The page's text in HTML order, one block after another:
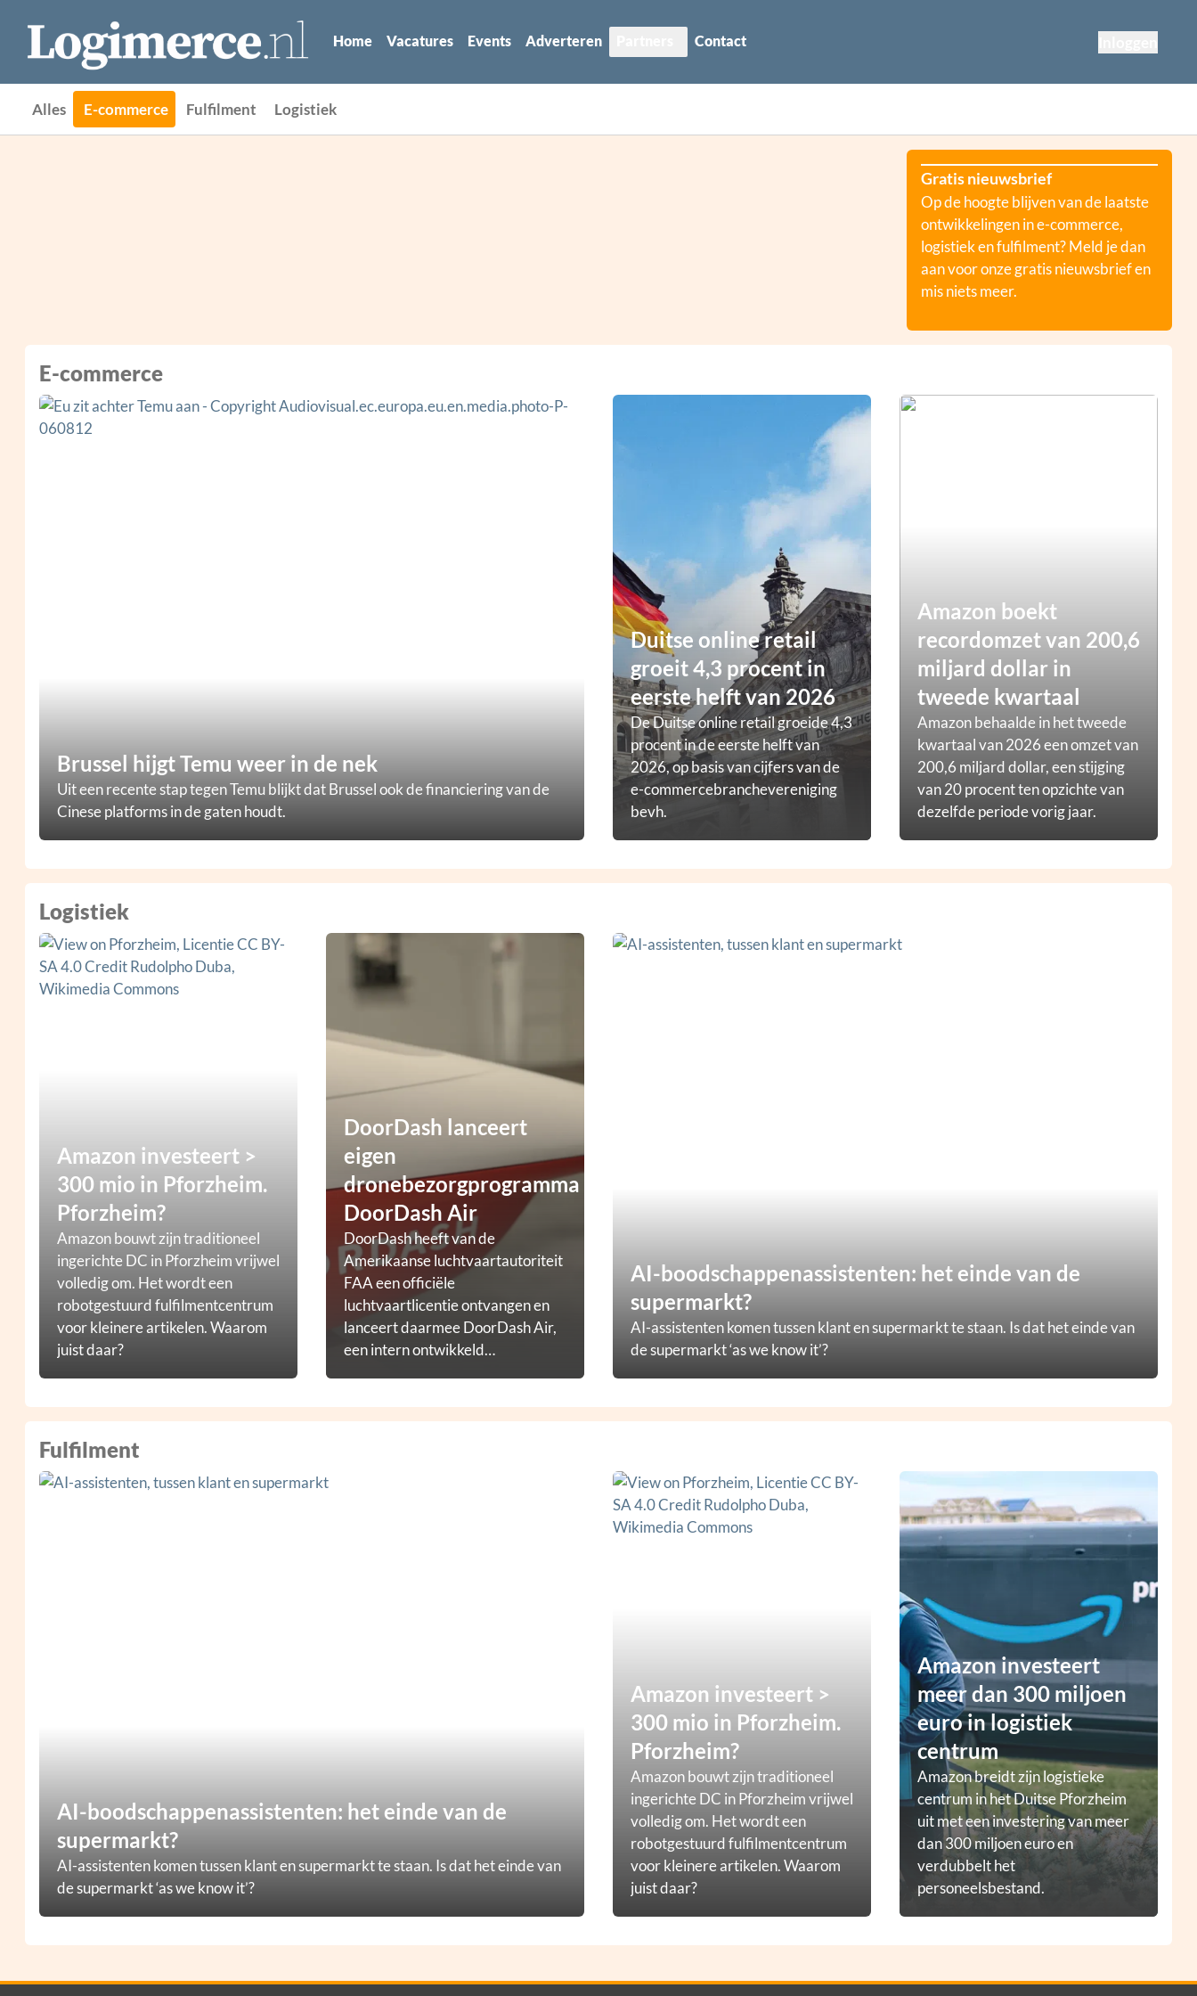
Home Vacatures Events Adverteren Contact
Alles E-commerce Fulfilment Logistiek
Gratis nieuwsbrief
Op de hoogte blijven van de laatste
ontwikkelingen in e-commerce,
logistiek en fulfilment? Meld je dan
aan voor onze gratis nieuwsbrief en
mis niets meer.
E-commerce
Brussel hijgt Temu weer in de nek
Uit een recente stap tegen Temu blijkt dat Brussel ook de financiering van de
Cinese platforms in de gaten houdt.
Duitse online retail
groeit 4,3 procent in
eerste helft van 2026
De Duitse online retail groeide 4,3
procent in de eerste helft van
2026, op basis van cijfers van de
e-commercebranchevereniging
bevh.
Amazon boekt
recordomzet van 200,6
miljard dollar in
tweede kwartaal
Amazon behaalde in het tweede
kwartaal van 2026 een omzet van
200,6 miljard dollar, een stijging
van 20 procent ten opzichte van
dezelfde periode vorig jaar.
Logistiek
AI-boodschappenassistenten: het einde van de
supermarkt?
AI-assistenten komen tussen klant en supermarkt te staan. Is dat het einde van
de supermarkt ‘as we know it’?
Amazon investeert >
300 mio in Pforzheim.
Pforzheim?
Amazon bouwt zijn traditioneel
ingerichte DC in Pforzheim vrijwel
volledig om. Het wordt een
robotgestuurd fulfilmentcentrum
voor kleinere artikelen. Waarom
juist daar?
DoorDash lanceert
eigen
dronebezorgprogramma
DoorDash Air
DoorDash heeft van de
Amerikaanse luchtvaartautoriteit
FAA een officiële
luchtvaartlicentie ontvangen en
lanceert daarmee DoorDash Air,
een intern ontwikkeld
Fulfilment
AI-boodschappenassistenten: het einde van de
supermarkt?
AI-assistenten komen tussen klant en supermarkt te staan. Is dat het einde van
de supermarkt ‘as we know it’?
Amazon investeert >
300 mio in Pforzheim.
Pforzheim?
Amazon bouwt zijn traditioneel
ingerichte DC in Pforzheim vrijwel
volledig om. Het wordt een
robotgestuurd fulfilmentcentrum
voor kleinere artikelen. Waarom
juist daar?
Amazon investeert
meer dan 300 miljoen
euro in logistiek
centrum
Amazon breidt zijn logistieke
centrum in het Duitse Pforzheim
uit met een investering van meer
dan 300 miljoen euro en
verdubbelt het
personeelsbestand.